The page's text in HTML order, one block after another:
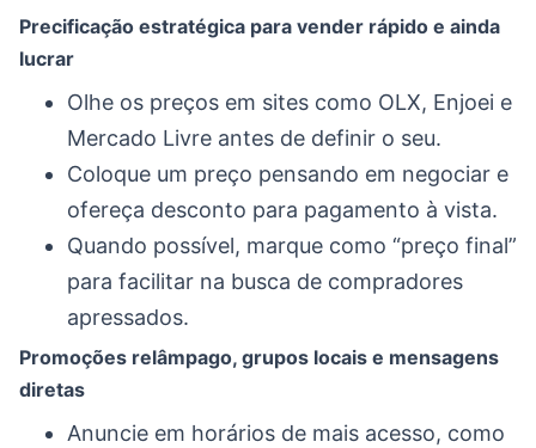
Precificação estratégica para vender rápido e ainda
lucrar
Olhe os preços em sites como OLX, Enjoei e
Mercado Livre antes de definir o seu.
Coloque um preço pensando em negociar e
ofereça desconto para pagamento à vista.
Quando possível, marque como “preço final”
para facilitar na busca de compradores
apressados.
Promoções relâmpago, grupos locais e mensagens
diretas
Anuncie em horários de mais acesso, como